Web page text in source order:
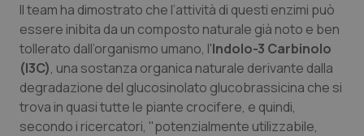
Provincia Autonoma di Trento
Puglia
Sardegna
Ipertensione & Scompenso
Malattie rare
Malattia di Crohn & Rettocolite Ulcerosa
Il team ha dimostrato che l’attività di questi enzimi può
essere inibita da un composto naturale già noto e ben
tollerato dall’organismo umano, l'Indolo-3 Carbinolo
(I3C), una sostanza organica naturale derivante dalla
degradazione del glucosinolato glucobrassicina che si
trova in quasi tutte le piante crocifere, e quindi,
secondo i ricercatori, "potenzialmente utilizzabile,